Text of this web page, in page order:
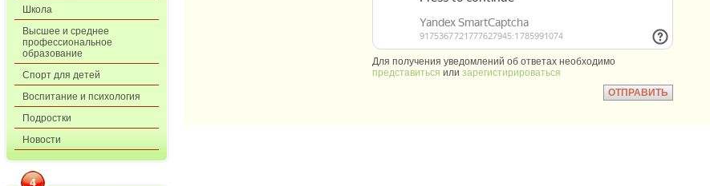
Школа
Высшее и среднее
профессиональное
образование
Спорт для детей
Воспитание и психология
Подростки
Новости
4
Для получения уведомлений об ответах необходимо
представиться или зарегистирироваться